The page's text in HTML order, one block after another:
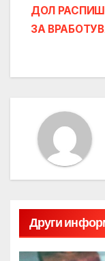
ДОЛ
ЗА
Други